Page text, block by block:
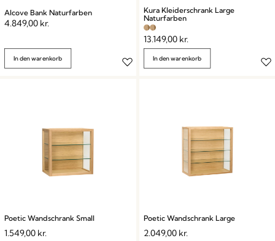
Alcove Bank Naturfarben
4.849,00 kr.
In den warenkorb
Kura Kleiderschrank Large
Naturfarben
13.149,00 kr.
In den warenkorb
Poetic Wandschrank Small
1.549,00 kr.
Poetic Wandschrank Large
2.049,00 kr.